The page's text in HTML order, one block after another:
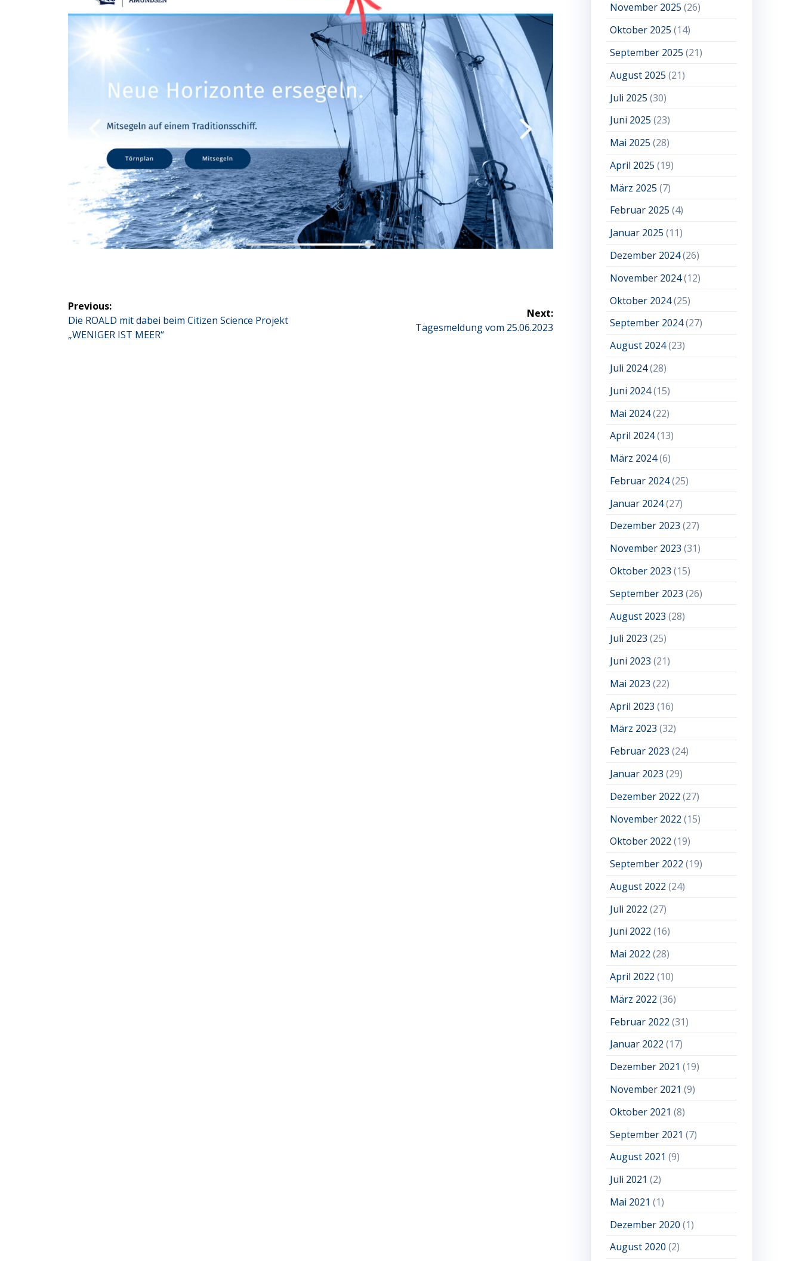
Beitragsnavigation
Previous:
Previous
post:
Die ROALD mit dabei beim Citizen Science Projekt
„WENIGER IST MEER“
Next:
Next
Tagesmeldung vom 25.06.2023
November 2025 (26)
Oktober 2025 (14)
September 2025 (21)
August 2025 (21)
Juli 2025 (30)
Juni 2025 (23)
Mai 2025 (28)
April 2025 (19)
März 2025 (7)
Februar 2025 (4)
Januar 2025 (11)
Dezember 2024(26)
November 2024(12)
Oktober 2024(25)
September 2024(27)
August 2024(23)
Juli 2024(28)
Juni 2024(15)
Mai 2024(22)
April 2024(13)
März 2024(6)
Februar 2024(25)
Januar 2024(27)
Dezember 2023 (27)
November 2023 (31)
Oktober 2023 (15)
September 2023 (26)
August 2023 (28)
Juli 2023 (25)
Juni 2023 (21)
Mai 2023 (22)
April 2023 (16)
März 2023 (32)
Februar 2023 (24)
Januar 2023 (29)
Dezember 2022 (27)
November 2022 (15)
Oktober 2022 (19)
September 2022 (19)
August 2022 (24)
Juli 2022 (27)
Juni 2022 (16)
Mai 2022 (28)
April 2022 (10)
März 2022 (36)
Februar 2022 (31)
Januar 2022 (17)
Dezember 2021 (19)
November 2021 (9)
Oktober 2021 (8)
September 2021 (7)
August 2021 (9)
Juli 2021 (2)
Mai 2021 (1)
Dezember 2020 (1)
August 2020 (2)